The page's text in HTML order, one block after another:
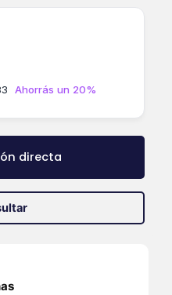
Ahorrás un 20%
directa